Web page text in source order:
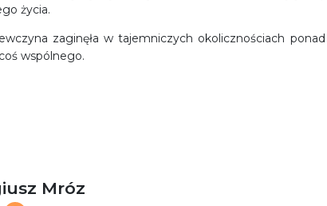
życia.
zaginęła w tajemniczych okolicznościach
wspólnego.
Mróz